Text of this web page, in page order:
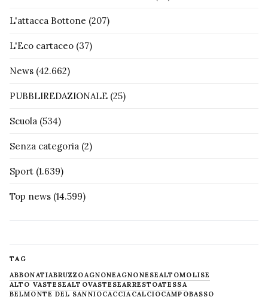
L'attacca Bottone (207)
L'Eco cartaceo (37)
News (42.662)
PUBBLIREDAZIONALE (25)
Scuola (534)
Senza categoria (2)
Sport (1.639)
Top news (14.599)
TAG
ABBONATIABRUZZOAGNONEAGNONESEALTOMOLISE
ALTO VASTESEALTOVASTESEARRESTOATESSA
BELMONTE DEL SANNIOCACCIACALCIOCAMPOBASSO